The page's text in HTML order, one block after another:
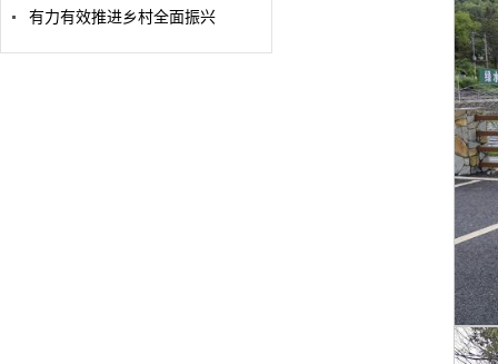
有力有效推进乡村全面振兴